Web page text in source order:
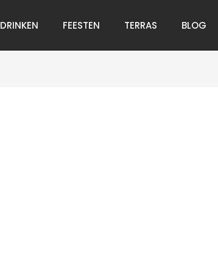
DRINKEN FEESTEN TERRAS BLOG